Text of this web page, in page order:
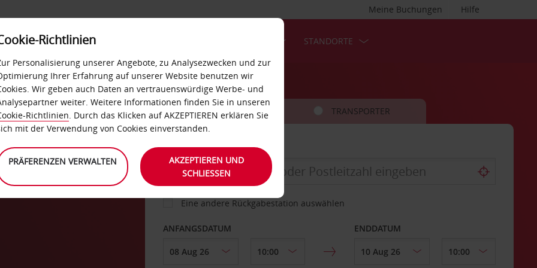
Hilfe
Meine Buchungen
SELF-SERVICES STANDORTE
FAHRZEUG TRANSPORTER
ABHOLEN VON
Eine andere Rückgabestation auswählen
ANFANGSDATUM ENDDATUM
Richtlinien
Personalisierung unserer Angebote, zu Analysezwecken und zur
Ihrer Erfahrung auf unserer Website benutzen wir
Wir geben auch Daten an vertrauenswürdige Werbe- und
weiter. Weitere Informationen finden Sie in unseren
Richtlinien. Durch das Klicken auf AKZEPTIEREN erklären Sie
mit der Verwendung von Cookies einverstanden.
PRÄFERENZEN VERWALTEN
AKZEPTIEREN UND
SCHLIESSEN